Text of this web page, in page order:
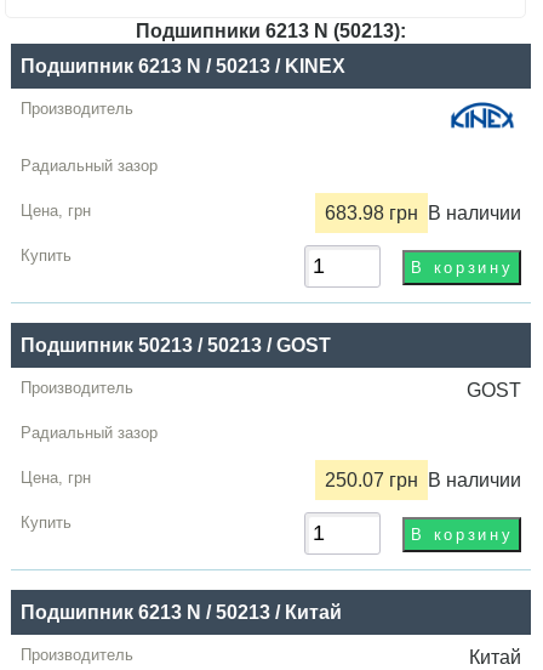
Подшипники 6213 N (50213):
Название
Производитель
Радиальный
зазор
Цена,
грн
Подшипник 6213 N / 50213 / KINEX
683.98 грн В наличии
Подшипник 50213 / 50213 / GOST
GOST
250.07 грн В наличии
Подшипник 6213 N / 50213 / Китай
Китай